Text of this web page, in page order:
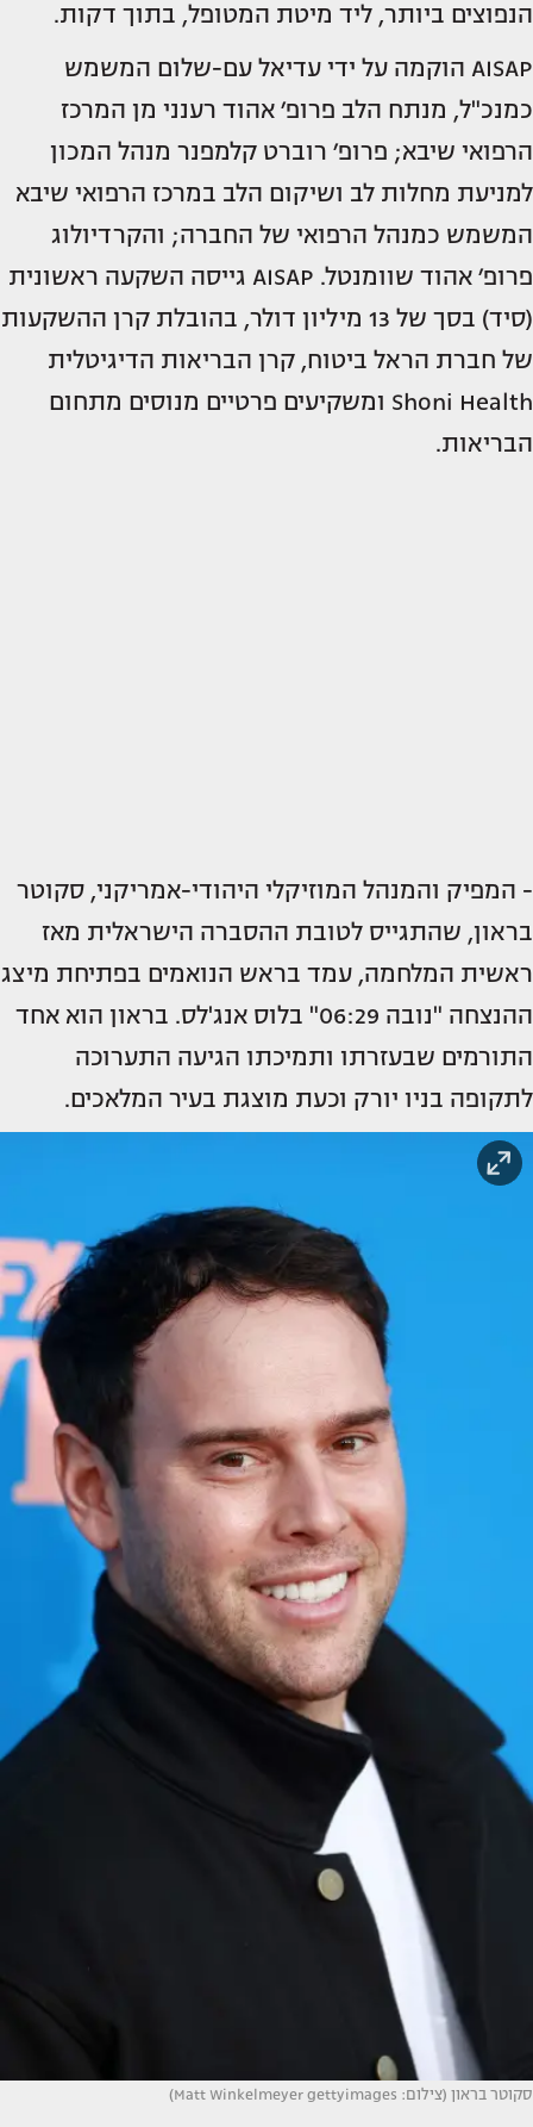
הנפוצים ביותר, ליד מיטת המטופל, בתוך דקות.
AISAP הוקמה על ידי עדיאל עם-שלום המשמש
כמנכ"ל, מנתח הלב פרופ׳ אהוד רענני מן המרכז
הרפואי שיבא; פרופ׳ רוברט קלמפנר מנהל המכון
למניעת מחלות לב ושיקום הלב במרכז הרפואי שיבא
המשמש כמנהל הרפואי של החברה; והקרדיולוג
פרופ׳ אהוד שוומנטל. AISAP גייסה השקעה ראשונית
(סיד) בסך של 13 מיליון דולר, בהובלת קרן ההשקעות
של חברת הראל ביטוח, קרן הבריאות הדיגיטלית
Shoni Health ומשקיעים פרטיים מנוסים מתחום
הבריאות.
- המפיק והמנהל המוזיקלי היהודי-אמריקני, סקוטר
בראון, שהתגייס לטובת ההסברה הישראלית מאז
ראשית המלחמה, עמד בראש הנואמים בפתיחת מיצג
ההנצחה "נובה 06:29" בלוס אנג'לס. בראון הוא אחד
התורמים שבעזרתו ותמיכתו הגיעה התערוכה
לתקופה בניו יורק וכעת מוצגת בעיר המלאכים.
סקוטר בראון (צילום: Matt Winkelmeyer gettyimages)